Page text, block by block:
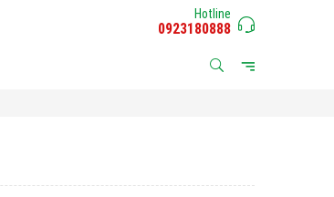
Hotline
0923180888